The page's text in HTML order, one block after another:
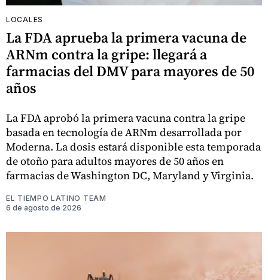
LOCALES
La FDA aprueba la primera vacuna de
ARNm contra la gripe: llegará a
farmacias del DMV para mayores de 50
años
La FDA aprobó la primera vacuna contra la gripe
basada en tecnología de ARNm desarrollada por
Moderna. La dosis estará disponible esta temporada
de otoño para adultos mayores de 50 años en
farmacias de Washington DC, Maryland y Virginia.
EL TIEMPO LATINO TEAM
6 de agosto de 2026